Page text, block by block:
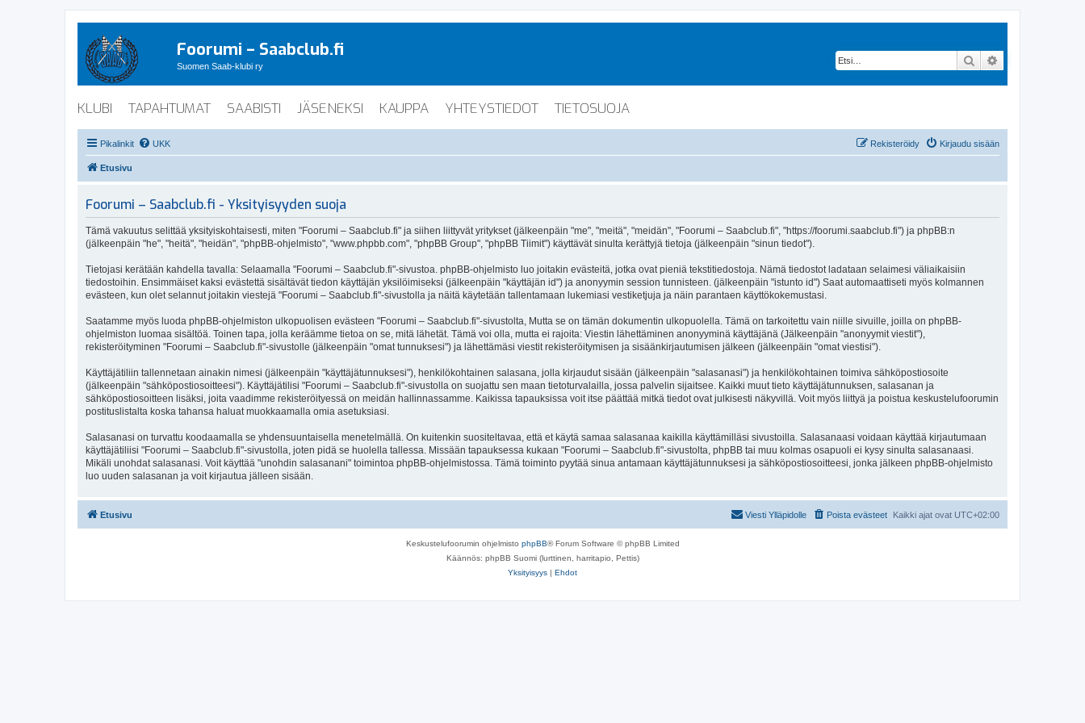
Foorumi – Saabclub.fi
Suomen Saab-klubi ry Etsi
KLUBI TAPAHTUMAT SAABISTI JÄSENEKSI KAUPPA YHTEYSTIEDOT TIETOSUOJA
Pikalinkit UKK Kirjaudu sisään
Rekisteröidy
Etusivu
Foorumi – Saabclub.fi - Yksityisyyden suoja
Tämä vakuutus selittää yksityiskohtaisesti, miten "Foorumi – Saabclub.fi" ja siihen liittyvät yritykset (jälkeenpäin "me", "meitä", "meidän", "Foorumi – Saabclub.fi", "https://foorumi.saabclub.fi") ja phpBB:n
(jälkeenpäin "he", "heitä", "heidän", "phpBB-ohjelmisto", "www.phpbb.com", "phpBB Group", "phpBB Tiimit") käyttävät sinulta kerättyjä tietoja (jälkeenpäin "sinun tiedot").
Tietojasi kerätään kahdella tavalla: Selaamalla "Foorumi – Saabclub.fi"-sivustoa. phpBB-ohjelmisto luo joitakin evästeitä, jotka ovat pieniä tekstitiedostoja. Nämä tiedostot ladataan selaimesi väliaikaisiin
tiedostoihin. Ensimmäiset kaksi evästettä sisältävät tiedon käyttäjän yksilöimiseksi (jälkeenpäin "käyttäjän id") ja anonyymin session tunnisteen. (jälkeenpäin "istunto id") Saat automaattiseti myös kolmannen
evästeen, kun olet selannut joitakin viestejä "Foorumi – Saabclub.fi"-sivustolla ja näitä käytetään tallentamaan lukemiasi vestiketjuja ja näin parantaen käyttökokemustasi.
Saatamme myös luoda phpBB-ohjelmiston ulkopuolisen evästeen "Foorumi – Saabclub.fi"-sivustolta, Mutta se on tämän dokumentin ulkopuolella. Tämä on tarkoitettu vain niille sivuille, joilla on phpBB-
ohjelmiston luomaa sisältöä. Toinen tapa, jolla keräämme tietoa on se, mitä lähetät. Tämä voi olla, mutta ei rajoita: Viestin lähettäminen anonyyminä käyttäjänä (Jälkeenpäin "anonyymit viestit"),
rekisteröityminen "Foorumi – Saabclub.fi"-sivustolle (jälkeenpäin "omat tunnuksesi") ja lähettämäsi viestit rekisteröitymisen ja sisäänkirjautumisen jälkeen (jälkeenpäin "omat viestisi").
Käyttäjätiliin tallennetaan ainakin nimesi (jälkeenpäin "käyttäjätunnuksesi"), henkilökohtainen salasana, jolla kirjaudut sisään (jälkeenpäin "salasanasi") ja henkilökohtainen toimiva sähköpostiosoite
(jälkeenpäin "sähköpostiosoitteesi"). Käyttäjätilisi "Foorumi – Saabclub.fi"-sivustolla on suojattu sen maan tietoturvalailla, jossa palvelin sijaitsee. Kaikki muut tieto käyttäjätunnuksen, salasanan ja
sähköpostiosoitteen lisäksi, joita vaadimme rekisteröityessä on meidän hallinnassamme. Kaikissa tapauksissa voit itse päättää mitkä tiedot ovat julkisesti näkyvillä. Voit myös liittyä ja poistua keskustelufoorumin
postituslistalta koska tahansa haluat muokkaamalla omia asetuksiasi.
Salasanasi on turvattu koodaamalla se yhdensuuntaisella menetelmällä. On kuitenkin suositeltavaa, että et käytä samaa salasanaa kaikilla käyttämilläsi sivustoilla. Salasanaasi voidaan käyttää kirjautumaan
käyttäjätiliisi "Foorumi – Saabclub.fi"-sivustolla, joten pidä se huolella tallessa. Missään tapauksessa kukaan "Foorumi – Saabclub.fi"-sivustolta, phpBB tai muu kolmas osapuoli ei kysy sinulta salasanaasi.
Mikäli unohdat salasanasi. Voit käyttää "unohdin salasanani" toimintoa phpBB-ohjelmistossa. Tämä toiminto pyytää sinua antamaan käyttäjätunnuksesi ja sähköpostiosoitteesi, jonka jälkeen phpBB-ohjelmisto
luo uuden salasanan ja voit kirjautua jälleen sisään.
Etusivu Kaikki ajat ovat UTC+02:00
Poista evästeet
Viesti Ylläpidolle
Keskustelufoorumin ohjelmisto phpBB® Forum Software © phpBB Limited
Käännös: phpBB Suomi (lurttinen, harritapio, Pettis)
Yksityisyys | Ehdot